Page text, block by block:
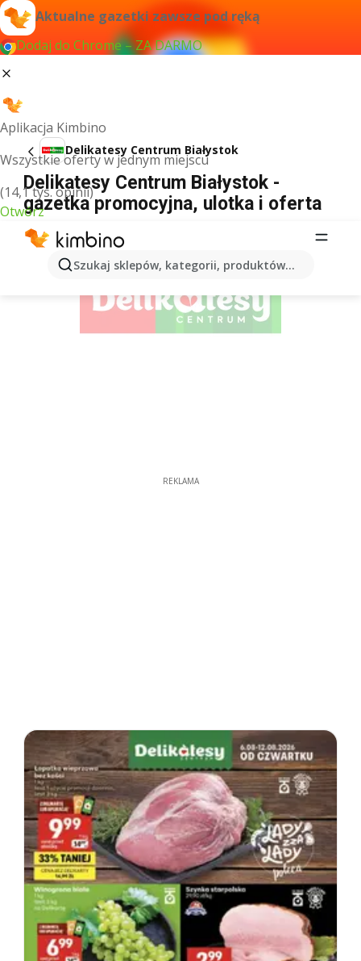
Aktualne gazetki zawsze pod ręką
Dodaj do Chrome – ZA DARMO
Aplikacja Kimbino
Wszystkie oferty w jednym miejscu
(14,1 tys. opinii)
Otwórz
Szukaj sklepów, kategorii, produktów...
Delikatesy Centrum Białystok
Delikatesy Centrum Białystok -
gazetka promocyjna, ulotka i oferta
REKLAMA